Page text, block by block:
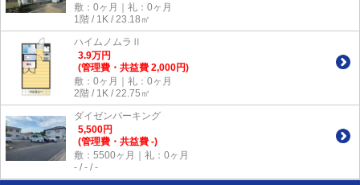
敷：0ヶ月｜礼：0ヶ月
1階 / 1K / 23.18㎡
ハイムノムラⅡ
3.9万円
(管理費・共益費 2,000円)
敷：0ヶ月｜礼：0ヶ月
2階 / 1K / 22.75㎡
ダイゼンパーキング
5,500円
(管理費・共益費 -)
敷：5500ヶ月｜礼：0ヶ月
- / - / -